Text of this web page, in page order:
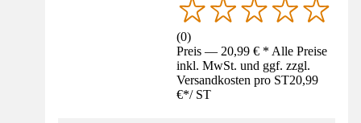
(0)
Preis — 20,99 € * Alle Preise
inkl. MwSt. und ggf. zzgl.
Versandkosten pro ST20,99
€*/ ST